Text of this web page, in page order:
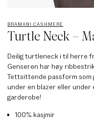
BRAMANI CASHMERE
Turtle Neck –
Deilig turtleneck i til herre
Genseren har høy
Tettsittende passform som
under en blazer eller
garderobe!
100% kasjmir